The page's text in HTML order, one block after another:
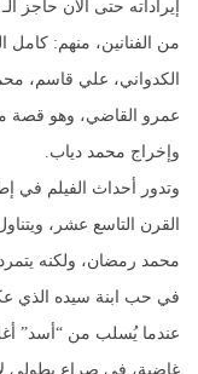
من الفنانين، منهم: كامل
الكدواني، علي قاسم،
عمرو القاضي، وهو قصة
وإخراج محمد دياب.
وتدور أحداث الفيلم في
القرن التاسع عشر،
محمد رمضان، ولكنه يتمرد
في حب ابنة سيده الذي
عندما يُسلب من “أسد”
غاضبة، في صراع بطولي